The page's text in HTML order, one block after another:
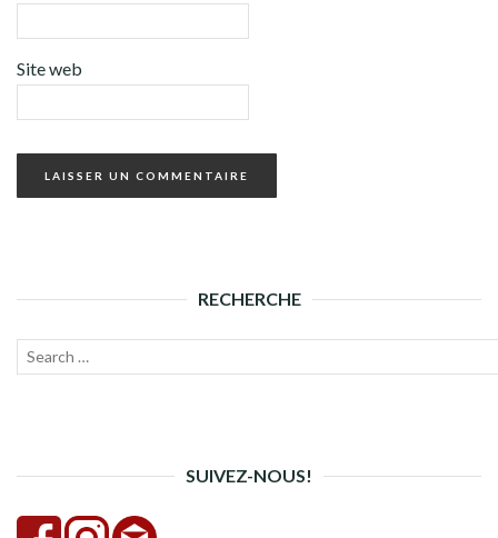
Site web
RECHERCHE
Recherche
SUIVEZ-NOUS!